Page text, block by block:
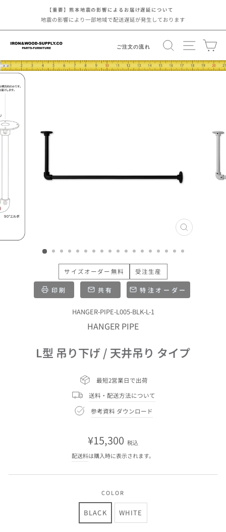
テ
に
キ
プ
す
ス
イ
ド
シ
【重要】熊本地震の影響によるお届け遅延について
地震の影響により一部地域で配送遅延が発生しております
ご注文の流れ 検索 サイト
閉
サイズオーダー無料 受注生産
印刷 共有 特注オーダー
HANGER-PIPE-L005-BLK-L-1
HANGER PIPE
L型 吊り下げ / 天井吊り タイプ
最短2営業日で出荷
送料・配送方法について
参考資料 ダウンロード
通
価
格
¥15,300 税込
配送料は購入時に表示されます。
COLOR
BLACK WHITE